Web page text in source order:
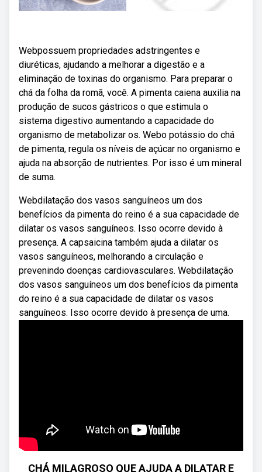
Webpossuem propriedades adstringentes e
diuréticas, ajudando a melhorar a digestão e a
eliminação de toxinas do organismo. Para preparar o
chá da folha da romã, você. A pimenta caiena auxilia na
produção de sucos gástricos o que estimula o
sistema digestivo aumentando a capacidade do
organismo de metabolizar os. Webo potássio do chá
de pimenta, regula os níveis de açúcar no organismo e
ajuda na absorção de nutrientes. Por isso é um mineral
de suma.
Webdilatação dos vasos sanguíneos um dos
benefícios da pimenta do reino é a sua capacidade de
dilatar os vasos sanguíneos. Isso ocorre devido à
presença. A capsaicina também ajuda a dilatar os
vasos sanguíneos, melhorando a circulação e
prevenindo doenças cardiovasculares. Webdilatação
dos vasos sanguíneos um dos benefícios da pimenta
do reino é a sua capacidade de dilatar os vasos
sanguíneos. Isso ocorre devido à presença de uma.
CHÁ MILAGROSO QUE AJUDA A DILATAR E